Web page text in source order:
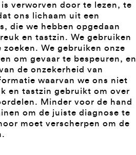
verworven door te lezen, te
ons lichaam uit een
die we hebben opgedaan
en tastzin. We gebruiken
We gebruiken onze
om gevaar te bespeuren, en
de onzekerheid van
waarvan we ons niet
en tastzin gebruikt om over
Minder voor de hand
om de juiste diagnose te
moet verscherpen om de